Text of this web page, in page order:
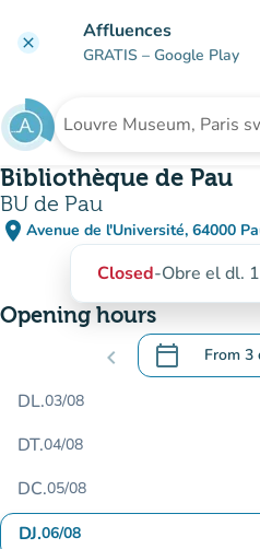
clear Affluences
GRATIS – Google Play
Search for an institution
Bibliothèque de Pau
BU de Pau
place Avenue de l'Université, 64000
(open in
(new tab)
Closed-Obre el dl.
Opening hours
chevron_left calendar_today From 3
.Open the
DL.03/08
DT.04/08
DC.05/08
DJ.06/08